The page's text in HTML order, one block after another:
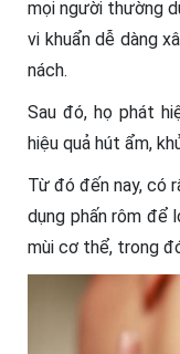
mọi người thường
vi khuẩn dễ dàng
nách.
Sau đó, họ phát
hiệu quả hút ẩm,
Từ đó đến nay, có
dụng phấn rôm để
mùi cơ thể, trong